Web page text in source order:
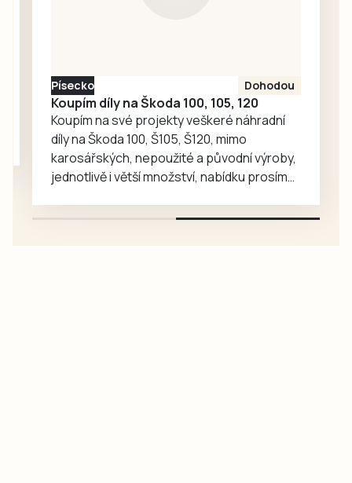
Písecko Dohodou
Koupím díly na Škoda 100, 105, 120
Koupím na své projekty veškeré náhradní
díly na Škoda 100, Š105, Š120, mimo
karosářských, nepoužité a původní výroby,
jednotlivě i větší množství, nabídku prosím